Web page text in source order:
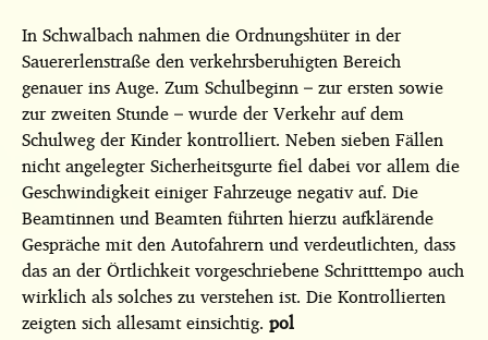
In Schwalbach nahmen die Ordnungshüter in der
Sauererlenstraße den verkehrsberuhigten Bereich
genauer ins Auge. Zum Schulbeginn – zur ersten sowie
zur zweiten Stunde – wurde der Verkehr auf dem
Schulweg der Kinder kontrolliert. Neben sieben Fällen
nicht angelegter Sicherheitsgurte fiel dabei vor allem die
Geschwindigkeit einiger Fahrzeuge negativ auf. Die
Beamtinnen und Beamten führten hierzu aufklärende
Gespräche mit den Autofahrern und verdeutlichten, dass
das an der Örtlichkeit vorgeschriebene Schritttempo auch
wirklich als solches zu verstehen ist. Die Kontrollierten
zeigten sich allesamt einsichtig. pol